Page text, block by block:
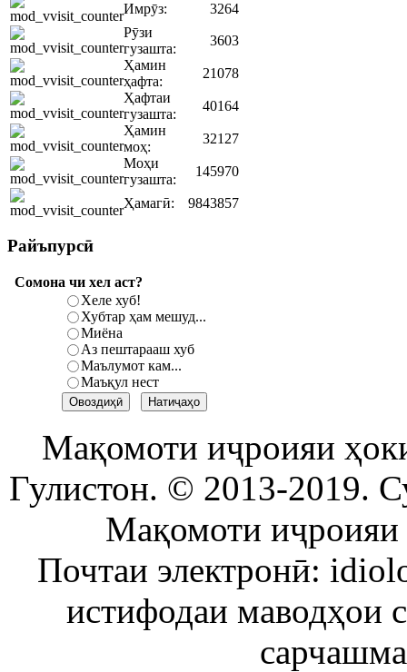
Имрӯз:
3264
Рӯзи
гузашта:
3603
Ҳамин
ҳафта:
21078
Ҳафтаи
гузашта:
40164
Ҳамин
моҳ:
32127
Моҳи
гузашта:
145970
Ҳамагӣ: 9843857
Райъпурсӣ
Сомона чи хел аст?
Хеле хуб!
Хубтар ҳам мешуд...
Миёна
Аз пештарааш хуб
Маълумот кам...
Маъқул нест
Мақомоти иҷроияи
Гулистон. © 2013-2019.
Мақомоти иҷроияи
Почтаи электронӣ:
истифодаи маводҳои